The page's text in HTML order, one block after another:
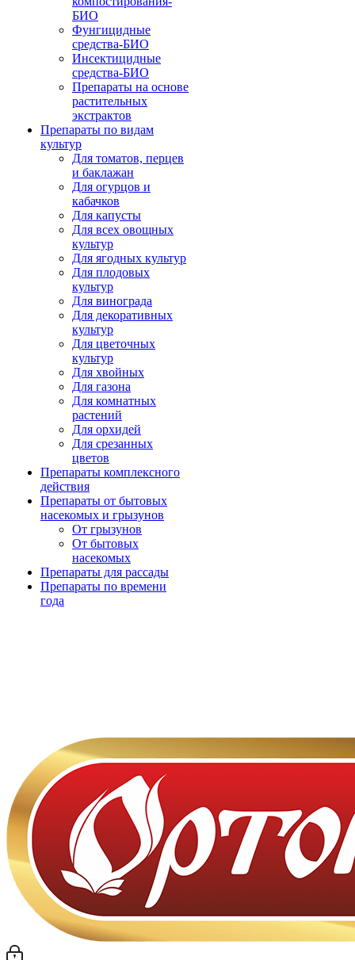
БИО
Фунгицидные
средства-БИО
Инсектицидные
средства-БИО
Препараты на основе
растительных
экстрактов
Препараты по видам
культур
Для томатов, перцев
и баклажан
Для огурцов и
кабачков
Для капусты
Для всех овощных
культур
Для ягодных культур
Для плодовых
культур
Для винограда
Для декоративных
культур
Для цветочных
культур
Для хвойных
Для газона
Для комнатных
растений
Для орхидей
Для срезанных
цветов
Препараты комплексного
действия
Препараты от бытовых
насекомых и грызунов
От грызунов
От бытовых
насекомых
Препараты для рассады
Препараты по времени
года